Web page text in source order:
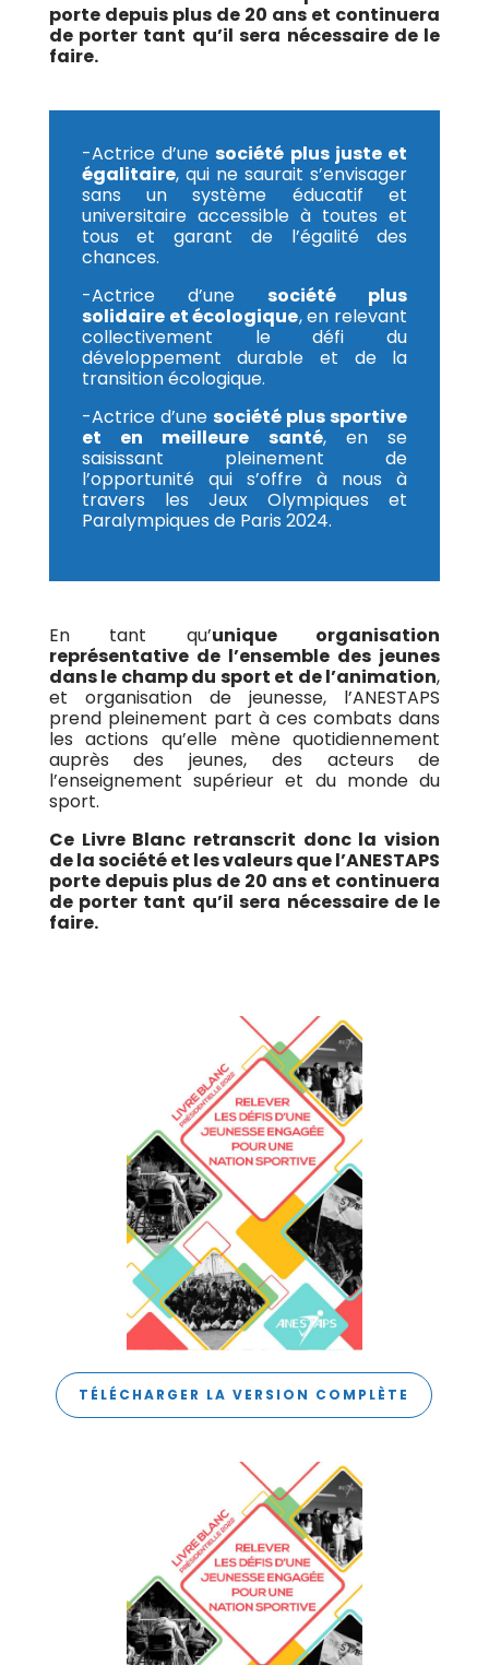
porte depuis plus de 20 ans et continuera
de porter tant qu’il sera nécessaire de le
faire.
-Actrice d’unesociété plus juste et
égalitaire, qui ne saurait s’envisager
sans un système éducatif et
universitaire accessible à toutes et
tous et garant de l’égalité des
chances.
-Actrice d’unesociété plus
solidaire et écologique, en relevant
collectivement le défi du
développement durable et de la
transition écologique.
-Actrice d’une société plus sportive
et en meilleure santé, en se
saisissant pleinement de
l’opportunité qui s’offre à nous à
travers les Jeux Olympiques et
Paralympiques de Paris 2024.
En tant qu’unique organisation
représentative de l’ensemble des jeunes
dans le champ du sport et de l’animation,
et organisation de jeunesse, l’ANESTAPS
prend pleinement part à ces combats dans
les actions qu’elle mène quotidiennement
auprès des jeunes, des acteurs de
l’enseignement supérieur et du monde du
sport.
Ce Livre Blanc retranscrit donc la vision
de la société et les valeurs que l’ANESTAPS
porte depuis plus de 20 ans et continuera
de porter tant qu’il sera nécessaire de le
faire.
TÉLÉCHARGER LA VERSION COMPLÈTE